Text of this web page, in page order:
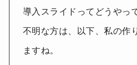
導入スライドってどうやっ
不明な方は、以下、私の作
ますね。